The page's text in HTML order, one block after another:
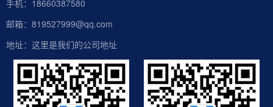
手机：18660387580
邮箱：819527999@qq.com
地址：这里是我们的公司地址